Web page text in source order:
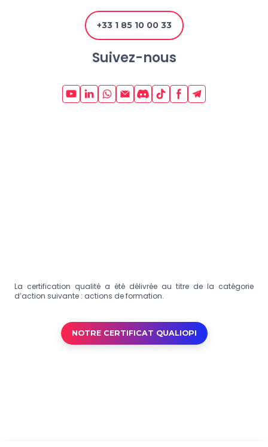
+33 1 85 10 00 33
Suivez-nous
La certification qualité a été délivrée au titre de la catégorie
d’action suivante : actions de formation.
NOTRE CERTIFICAT QUALIOPI